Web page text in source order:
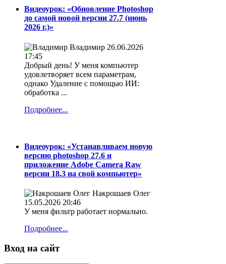
Видеоурок: «Обновление Photoshop
до самой новой версии 27.7 (июнь
2026 г.)»
Владимир 26.06.2026
17:45
Добрый день! У меня компьютер
удовлетворяет всем параметрам,
однако Удаление с помощью ИИ:
обработка ...
Подробнее...
Видеоурок: «Устанавливаем новую
версию photoshop 27.6 и
приложение Adobe Camera Raw
версии 18.3 на свой компьютер»
Накрошаев Олег
15.05.2026 20:46
У меня фильтр работает нормально.
Подробнее...
Вход на сайт